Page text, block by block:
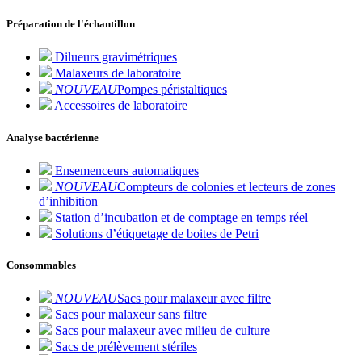
Préparation de l'échantillon
Dilueurs gravimétriques
Malaxeurs de laboratoire
NOUVEAUPompes péristaltiques
Accessoires de laboratoire
Analyse bactérienne
Ensemenceurs automatiques
NOUVEAUCompteurs de colonies et lecteurs de zones
d’inhibition
Station d’incubation et de comptage en temps réel
Solutions d’étiquetage de boites de Petri
Consommables
NOUVEAUSacs pour malaxeur avec filtre
Sacs pour malaxeur sans filtre
Sacs pour malaxeur avec milieu de culture
Sacs de prélèvement stériles